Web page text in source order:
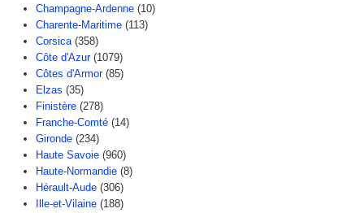
Champagne-Ardenne (10)
Charente-Maritime (113)
Corsica (358)
Côte d'Azur (1079)
Côtes d'Armor (85)
Elzas (35)
Finistère (278)
Franche-Comté (14)
Gironde (234)
Haute Savoie (960)
Haute-Normandie (8)
Hérault-Aude (306)
Ille-et-Vilaine (188)